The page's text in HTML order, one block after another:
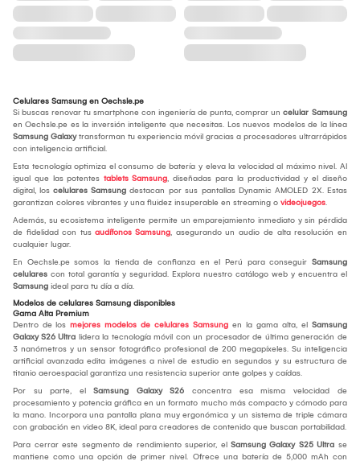
Celulares Samsung en Oechsle.pe
Si buscas renovar tu smartphone con ingeniería de punta, comprar un celular Samsung
en Oechsle.pe es la inversión inteligente que necesitas. Los nuevos modelos de la línea
Samsung Galaxytransforman tu experiencia móvil gracias a procesadores ultrarrápidos
con inteligencia artificial.
Esta tecnología optimiza el consumo de batería y eleva la velocidad al máximo nivel. Al
igual que las potentes tablets Samsung, diseñadas para la productividad y el diseño
digital, los celulares Samsung destacan por sus pantallas Dynamic AMOLED 2X. Estas
garantizan colores vibrantes y una fluidez insuperable en streaming o videojuegos.
Además, su ecosistema inteligente permite un emparejamiento inmediato y sin pérdida
de fidelidad con tus audífonos Samsung, asegurando un audio de alta resolución en
cualquier lugar.
En Oechsle.pe somos la tienda de confianza en el Perú para conseguir Samsung
celulares con total garantía y seguridad. Explora nuestro catálogo web y encuentra el
Samsung ideal para tu día a día.
Modelos de celulares Samsung disponibles
Gama Alta Premium
Dentro de los mejores modelos de celulares Samsung en la gama alta, el Samsung
Galaxy S26 Ultra lidera la tecnología móvil con un procesador de última generación de
3 nanómetros y un sensor fotográfico profesional de 200 megapíxeles. Su inteligencia
artificial avanzada edita imágenes a nivel de estudio en segundos y su estructura de
titanio aeroespacial garantiza una resistencia superior ante golpes y caídas.
Por su parte, el Samsung Galaxy S26 concentra esa misma velocidad de
procesamiento y potencia gráfica en un formato mucho más compacto y cómodo para
la mano. Incorpora una pantalla plana muy ergonómica y un sistema de triple cámara
con grabación en video 8K, ideal para creadores de contenido que buscan portabilidad.
Para cerrar este segmento de rendimiento superior, el Samsung Galaxy S25 Ultra se
mantiene como una opción de primer nivel. Ofrece una batería de 5,000 mAh con